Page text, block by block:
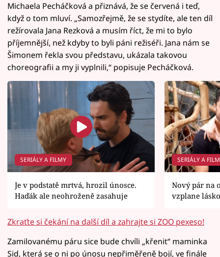
Michaela Pecháčková a přiznává, že se červená i teď,
když o tom mluví. „Samozřejmě, že se stydíte, ale ten díl
režírovala Jana Rezková a musím říct, že mi to bylo
příjemnější, než kdyby to byli páni režiséři. Jana nám se
Šimonem řekla svou představu, ukázala takovou
choreografii a my ji vyplnili,“ popisuje Pecháčková.
SERIÁLY A FILMY
Je v podstatě mrtvá, hrozil únosce.
Haďák ale neohroženě zasahuje
SERIÁLY A
Nový pár na
vzplane
Zkraťte si čekání na další díl a zahrajte si ZOO pexeso!
Zamilovanému páru sice bude chvíli „křenit“ maminka
Sid, která se o ni po únosu nepřiměřeně bojí, ve finále